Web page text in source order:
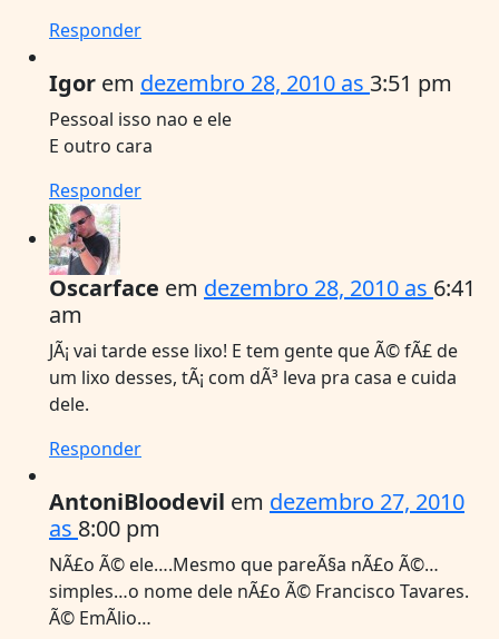
Responder
Igor em dezembro 28, 2010 as 3:51 pm
Pessoal isso nao e ele
E outro cara
Responder
Oscarface em dezembro 28, 2010 as 6:41
am
JÃ¡ vai tarde esse lixo! E tem gente que Ã© fÃ£ de
um lixo desses, tÃ¡ com dÃ³ leva pra casa e cuida
dele.
Responder
AntoniBloodevil em dezembro 27, 2010
as 8:00 pm
NÃ£o Ã© ele….Mesmo que pareÃ§a nÃ£o Ã©…
simples…o nome dele nÃ£o Ã© Francisco Tavares.
Ã© EmÃ­lio…